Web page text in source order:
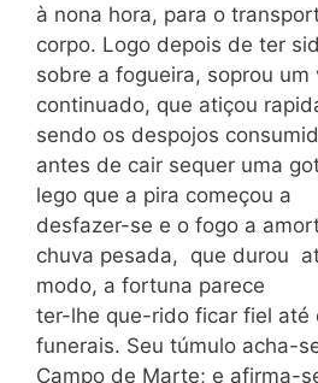
à nona hora, para o
corpo. Logo depois de ter
sobre a fogueira, soprou um
continuado, que atiçou
sendo os despojos
antes de cair sequer uma
lego que a pira começou a
desfazer-se e o fogo a
chuva pesada, que durou
modo, a fortuna parece
ter-lhe que-rido ficar fiel até
funerais. Seu túmulo acha-
Campo de Marte; e afirma-